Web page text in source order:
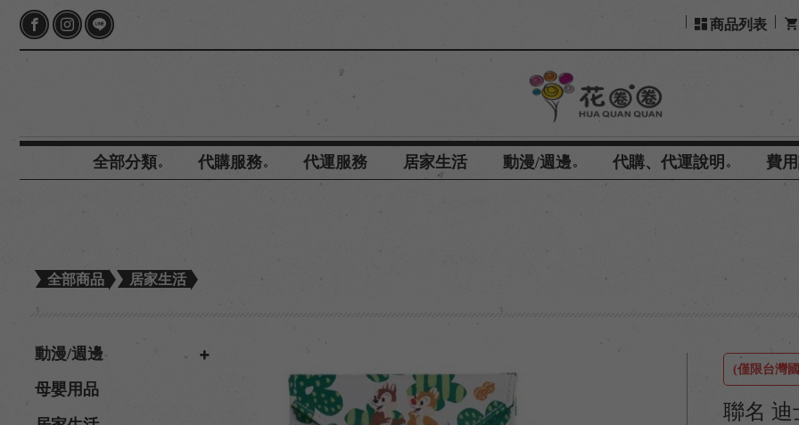
商品列表
全部分類 代購服務 代運服務 居家生活 動漫/週邊 代購、代運說明 費
全部商品 居家生活
動漫/週邊
母嬰用品
聯名 迪
(僅限台灣